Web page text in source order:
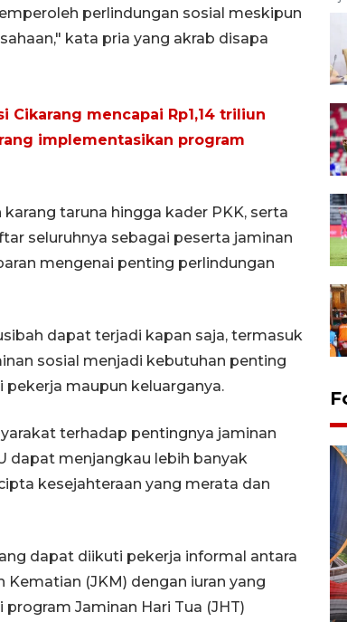
perlindungan sosial meskipun
kata pria yang akrab disapa
Cikarang mencapai Rp1,14 triliun
implementasikan program
taruna hingga kader PKK, serta
seluruhnya sebagai peserta jaminan
mengenai penting perlindungan
dapat terjadi kapan saja, termasuk
sosial menjadi kebutuhan penting
maupun keluarganya.
terhadap pentingnya jaminan
dapat menjangkau lebih banyak
kesejahteraan yang merata dan
dapat diikuti pekerja informal antara
Kematian (JKM) dengan iuran yang
Jaminan Hari Tua (JHT)
Komisi V DPR tinjau
perlintasan sebidang di
Stasiun Bogor